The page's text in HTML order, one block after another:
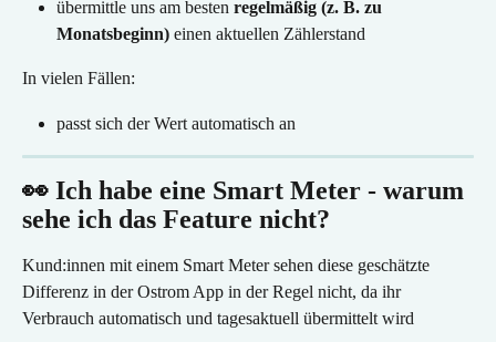
übermittle uns am besten regelmäßig (z. B. zu
Monatsbeginn) einen aktuellen Zählerstand
In vielen Fällen:
passt sich der Wert automatisch an
👀 Ich habe eine Smart Meter - warum
sehe ich das Feature nicht?
Kund:innen mit einem Smart Meter sehen diese geschätzte
Differenz in der Ostrom App in der Regel nicht, da ihr
Verbrauch automatisch und tagesaktuell übermittelt wird